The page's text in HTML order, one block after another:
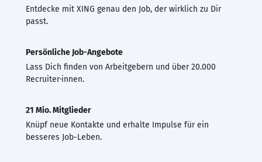
Entdecke mit XING genau den Job, der wirklich zu Dir
passt.
Persönliche Job-Angebote
Lass Dich finden von Arbeitgebern und über 20.000
Recruiter·innen.
21 Mio. Mitglieder
Knüpf neue Kontakte und erhalte Impulse für ein
besseres Job-Leben.